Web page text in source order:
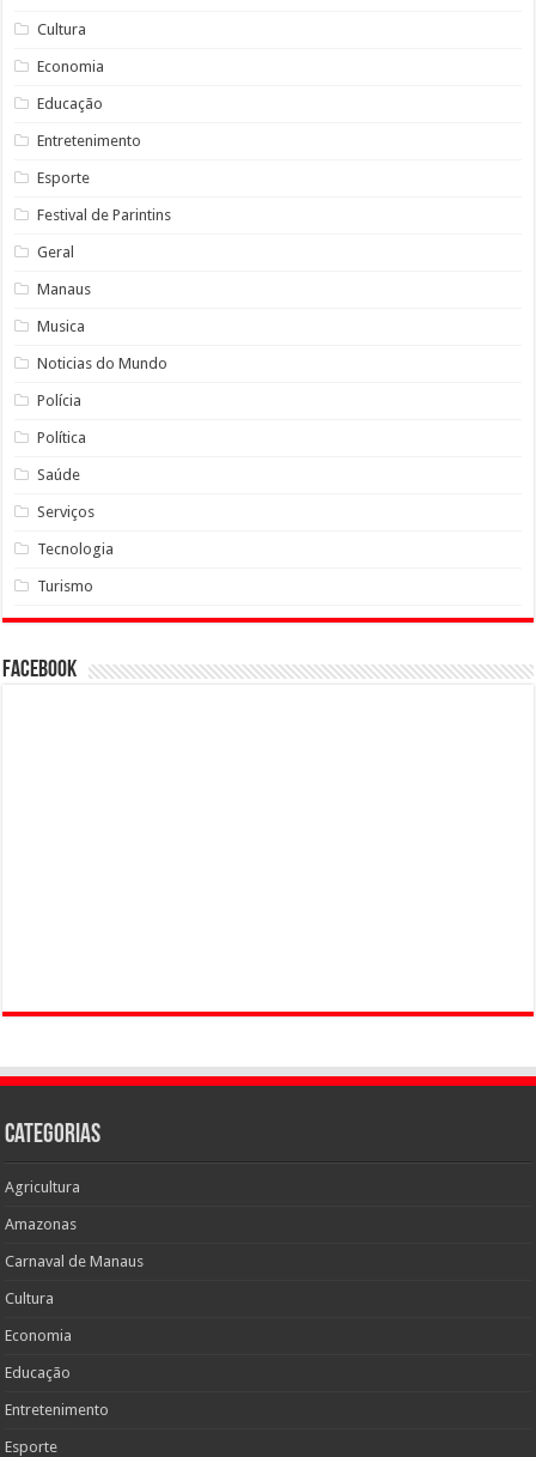
Cultura
Economia
Educação
Entretenimento
Esporte
Festival de Parintins
Geral
Manaus
Musica
Noticias do Mundo
Polícia
Política
Saúde
Serviços
Tecnologia
Turismo
Facebook
Categorias
Agricultura
Amazonas
Carnaval de Manaus
Cultura
Economia
Educação
Entretenimento
Esporte